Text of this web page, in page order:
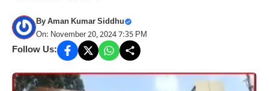
ByAman Kumar Siddhu
On: November 20, 2024 7:35 PM
Follow Us: